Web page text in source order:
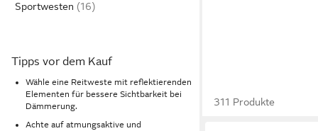
Sportwesten
Tipps vor dem Kauf
Wähle eine Reitweste mit reflektierenden
Elementen für bessere Sichtbarkeit bei
Dämmerung.
Achte auf atmungsaktive und
311 Produkte